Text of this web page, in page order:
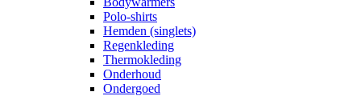
Polo-shirts
Hemden (singlets)
Regenkleding
Thermokleding
Onderhoud
Ondergoed